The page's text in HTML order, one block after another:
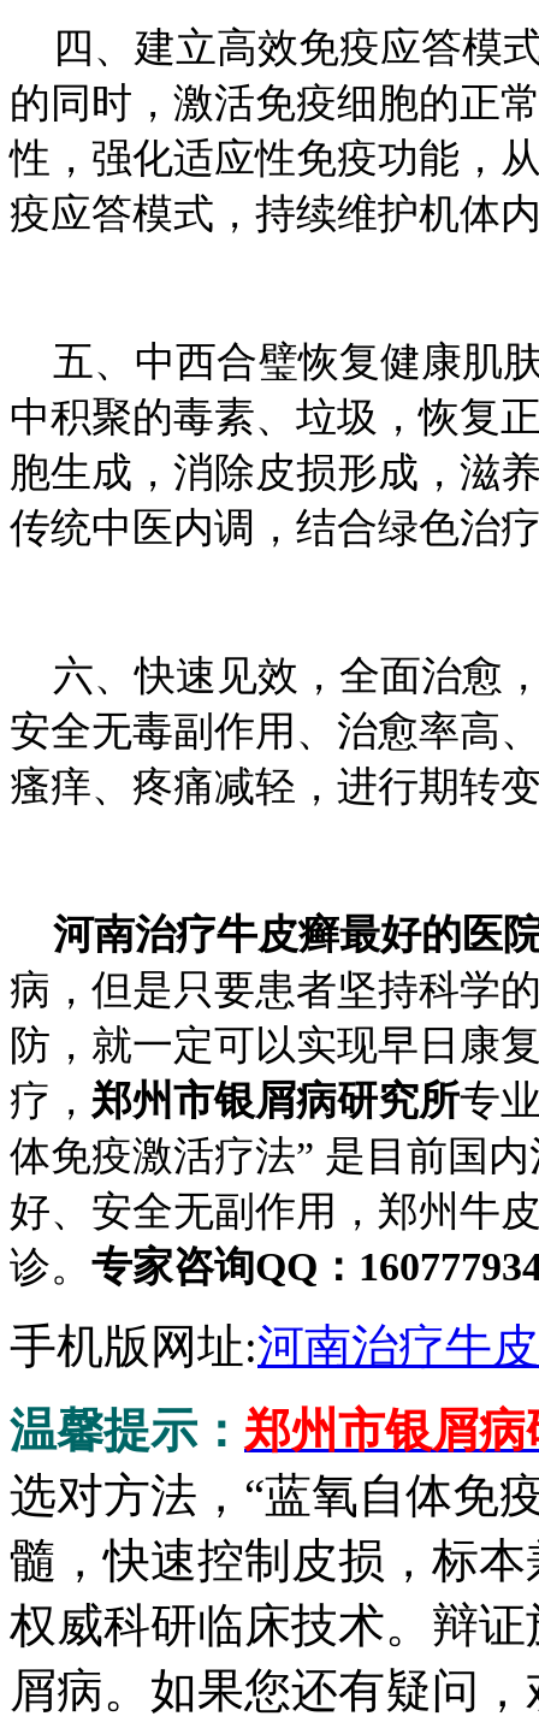
四、建立高效免疫应答模
的同时，激活免疫细胞的正
性，强化适应性免疫功能，
疫应答模式，持续维护机体
五、中西合璧恢复健康肌
中积聚的毒素、垃圾，恢复
胞生成，消除皮损形成，滋
传统中医内调，结合绿色治
六、快速见效，全面治愈
安全无毒副作用、治愈率高
瘙痒、疼痛减轻，进行期转
河南治疗牛皮癣最好的医
病，但是只要患者坚持科学
防，就一定可以实现早日康
疗， 郑州市银屑病研究所专
体免疫激活疗法” 是目前国
好、安全无副作用，郑州牛
诊。 专家咨询QQ：
手机版网址:河南治疗牛
温馨提示： 郑州市银屑病
选对方法，“蓝氧自体免
髓，快速控制皮损，标
权威科研临床技术。辩
屑病。如果您还有疑问